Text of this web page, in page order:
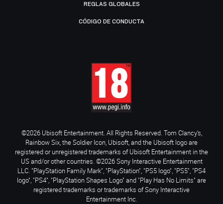
REGLAS GLOBALES
CÓDIGO DE CONDUCTA
©2026 Ubisoft Entertainment. All Rights Reserved. Tom Clancy’s,
Rainbow Six, the Soldier Icon, Ubisoft, and the Ubisoft logo are
registered or unregistered trademarks of Ubisoft Entertainment in the
US and/or other countries. ©2026 Sony Interactive Entertainment
LLC. "PlayStation Family Mark", "PlayStation", "PS5 logo", "PS5", "PS4
logo", "PS4", "PlayStation Shapes Logo" and "Play Has No Limits" are
registered trademarks or trademarks of Sony Interactive
Entertainment Inc.